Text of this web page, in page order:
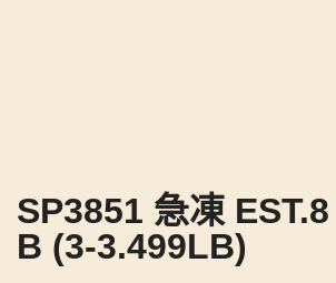
SP3851 急凍
B (3-3.499LB)